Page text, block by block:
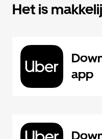
Het is
app